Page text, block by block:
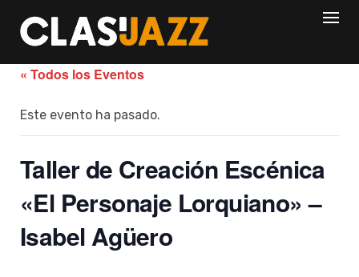
content
« Todos los Eventos
Este evento ha pasado.
Taller de Creación Escénica
«El Personaje Lorquiano» –
Isabel Agüero